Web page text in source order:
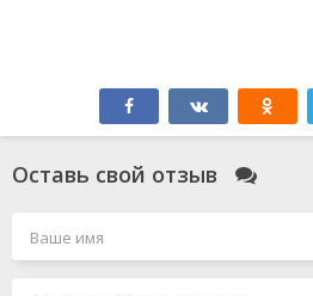
Оставь свой отзыв